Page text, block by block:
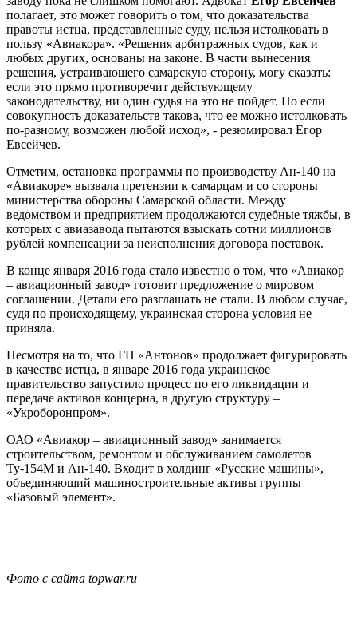
полагает, это может говорить о том, что доказательства
правоты истца, представленные суду, нельзя истолковать в
пользу «Авиакора». «Решения арбитражных судов, как и
любых других, основаны на законе. В части вынесения
решения, устраивающего самарскую сторону, могу сказать:
если это прямо противоречит действующему
законодательству, ни один судья на это не пойдет. Но если
совокупность доказательств такова, что ее можно истолковать
по-разному, возможен любой исход», - резюмировал Егор
Евсейчев.
Отметим, остановка программы по производству Ан-140 на
«Авиакоре» вызвала претензии к самарцам и со стороны
министерства обороны Самарской области. Между
ведомством и предприятием продолжаются судебные тяжбы, в
которых с авиазавода пытаются взыскать сотни миллионов
рублей компенсации за неисполнения договора поставок.
В конце января 2016 года стало известно о том, что «Авиакор
– авиационный завод» готовит предложение о мировом
соглашении. Детали его разглашать не стали. В любом случае,
судя по происходящему, украинская сторона условия не
приняла.
Несмотря на то, что ГП «Антонов» продолжает фигурировать
в качестве истца, в январе 2016 года украинское
правительство запустило процесс по его ликвидации и
передаче активов концерна, в другую структуру –
«Укроборонпром».
ОАО «Авиакор – авиационный завод» занимается
строительством, ремонтом и обслуживанием самолетов
Ту-154М и Ан-140. Входит в холдинг «Русские машины»,
объединяющий машиностроительные активы группы
«Базовый элемент».
Фото с сайта topwar.ru